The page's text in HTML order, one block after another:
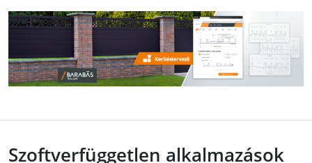
Szoftverfüggetlen alkalmazások